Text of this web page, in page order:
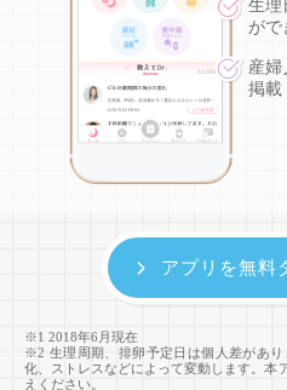
生理
がで
産
掲載
※1 2018年6月現在
※2 生理周期、排卵予定日は個人差があ
化、ストレスなどによって変動します。本
えください。
アプリを無料